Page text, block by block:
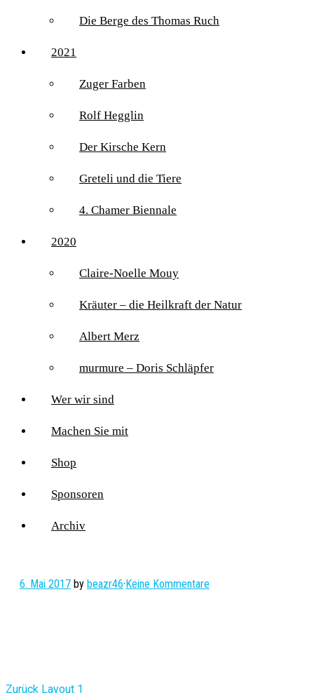
Die Berge des Thomas Ruch
2021
Zuger Farben
Rolf Hegglin
Der Kirsche Kern
Greteli und die Tiere
4. Chamer Biennale
2020
Claire-Noelle Mouy
Kräuter – die Heilkraft der Natur
Albert Merz
murmure – Doris Schläpfer
Wer wir sind
Machen Sie mit
Shop
Sponsoren
Archiv
6. Mai 2017 by beazr46· Keine Kommentare
Zurück Vorheriger
Layout 1